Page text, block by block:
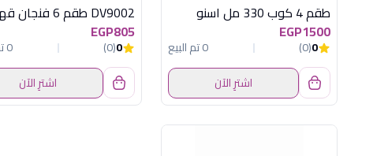
طقم 4 كوب 330 مل اسنو
EGP1500
0
(0)
0 تم البيع
اشترِ الآن
EGP805
0
(0)
0 تم البيع
اشترِ الآن